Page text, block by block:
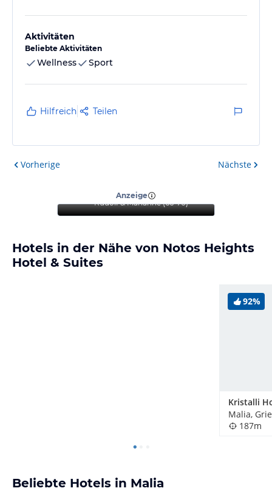
Aktivitäten
Beliebte Aktivitäten
Wellness Sport
Hilfreich Teilen
Vorherige Nächste
Anzeige
mal Erleben dürfen
Rudolf & Marianne(66-70)
Hotels in der Nähe von Notos Heights
Hotel & Suites
92%
Malia,
187m
Beliebte Hotels in Malia